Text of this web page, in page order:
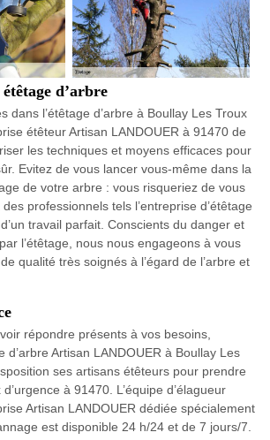
d’arbre
dans l’étêtage d’arbre à Boullay Les Troux
étêteur Artisan LANDOUER à 91470 de
les techniques et moyens efficaces pour
Evitez de vous lancer vous-même dans la
de votre arbre : vous risqueriez de vous
professionnels tels l’entreprise d’étêtage
travail parfait. Conscients du danger et
l’étêtage, nous nous engageons à vous
qualité très soignés à l’égard de l’arbre et
répondre présents à vos besoins,
d’arbre Artisan LANDOUER à Boullay Les
ses artisans étêteurs pour prendre
à 91470. L’équipe d’élagueur
Artisan LANDOUER dédiée spécialement
est disponible 24 h/24 et de 7 jours/7.